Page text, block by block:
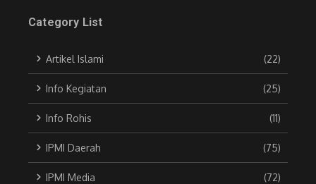
Category List
Artikel Islami (22)
Info Kegiatan (25)
Info Rohis (11)
IPMI Daerah (75)
IPMI Media (72)